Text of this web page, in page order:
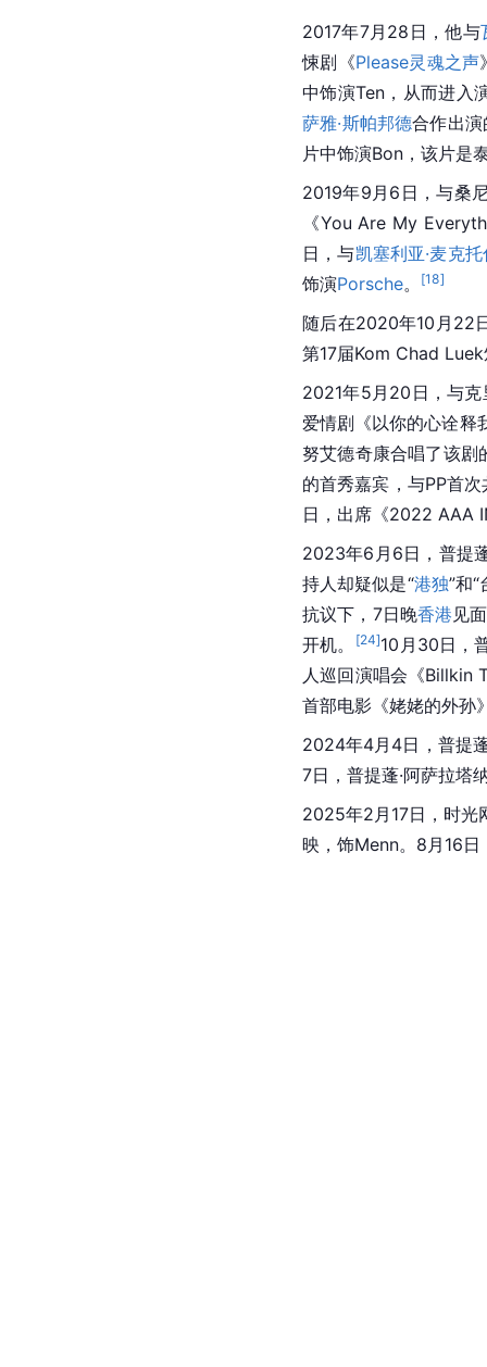
2017年7月28日，他与
悚剧《Please灵魂之声
中饰演Ten，从而进入
萨雅·斯帕邦德合作出
片中饰演Bon，该片是
2019年9月6日，与桑
《You Are My
日，与凯塞利亚·麦克
饰演Porsche。 [18]
随后在2020年10月22
第17届Kom Chad
2021年5月20日，与克
爱情剧《以你的心诠释
努艾德奇康合唱了该
的首秀嘉宾，与PP首
日，出席《2022 AAA
2023年6月6日，普提
持人却疑似是“港独”和
抗议下，7日晚香港 见
开机。
[24]10月30日，
人巡回演唱会《Billkin
首部电影《姥姥的外孙
2024年4月4日，普提
7日，普提蓬·阿萨拉塔
2025年2月17日，时光
映，饰Menn。8月16